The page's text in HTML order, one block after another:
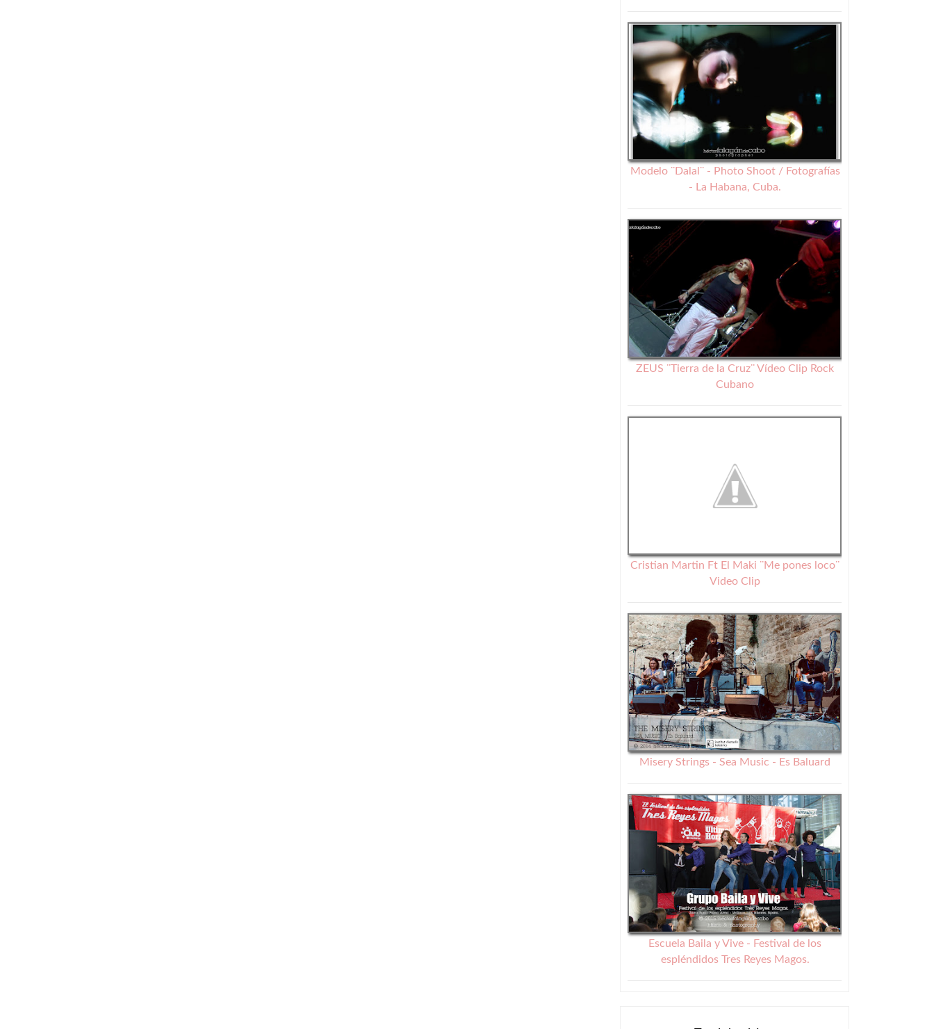
Modelo ¨Dalal¨ - Photo Shoot / Fotografías
- La Habana, Cuba.
ZEUS ¨Tierra de la Cruz¨ Vídeo Clip Rock
Cubano
Cristian Martin Ft El Maki ¨Me pones loco¨
Video Clip
Misery Strings - Sea Music - Es Baluard
Escuela Baila y Vive - Festival de los
espléndidos Tres Reyes Magos.